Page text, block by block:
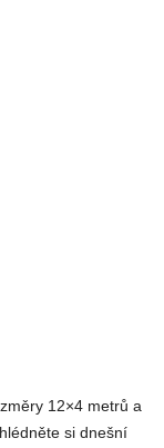
12×4 metrů a
si dnešní